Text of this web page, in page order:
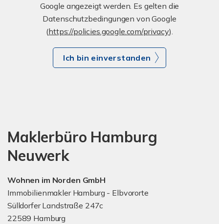
Google angezeigt werden. Es gelten die
Datenschutzbedingungen von Google
(https://policies.google.com/privacy).
Ich bin einverstanden
Maklerbüro Hamburg
Neuwerk
Wohnen im Norden GmbH
Immobilienmakler Hamburg - Elbvororte
Sülldorfer Landstraße 247c
22589 Hamburg